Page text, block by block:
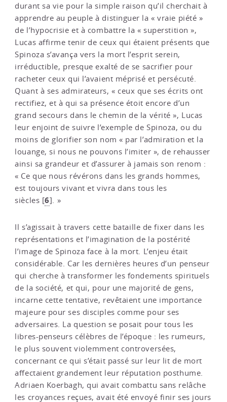
durant sa vie pour la simple raison qu’il cherchait à
apprendre au peuple à distinguer la « vraie piété »
de l’hypocrisie et à combattre la « superstition »,
Lucas affirme tenir de ceux qui étaient présents que
Spinoza s’avança vers la mort l’esprit serein,
irréductible, presque exalté de se sacrifier pour
racheter ceux qui l’avaient méprisé et persécuté.
Quant à ses admirateurs, « ceux que ses écrits ont
rectifiez, et à qui sa présence étoit encore d’un
grand secours dans le chemin de la vérité », Lucas
leur enjoint de suivre l’exemple de Spinoza, ou du
moins de glorifier son nom « par l’admiration et la
louange, si nous ne pouvons l’imiter », de rehausser
ainsi sa grandeur et d’assurer à jamais son renom :
« Ce que nous révérons dans les grands hommes,
est toujours vivant et vivra dans tous les
siècles [6]. »
Il s’agissait à travers cette bataille de fixer dans les
représentations et l’imagination de la postérité
l’image de Spinoza face à la mort. L’enjeu était
considérable. Car les dernières heures d’un penseur
qui cherche à transformer les fondements spirituels
de la société, et qui, pour une majorité de gens,
incarne cette tentative, revêtaient une importance
majeure pour ses disciples comme pour ses
adversaires. La question se posait pour tous les
libres-penseurs célèbres de l’époque : les rumeurs,
le plus souvent violemment controversées,
concernant ce qui s’était passé sur leur lit de mort
affectaient grandement leur réputation posthume.
Adriaen Koerbagh, qui avait combattu sans relâche
les croyances reçues, avait été envoyé finir ses jours